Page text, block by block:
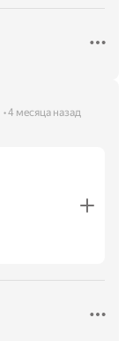
4 месяца назад